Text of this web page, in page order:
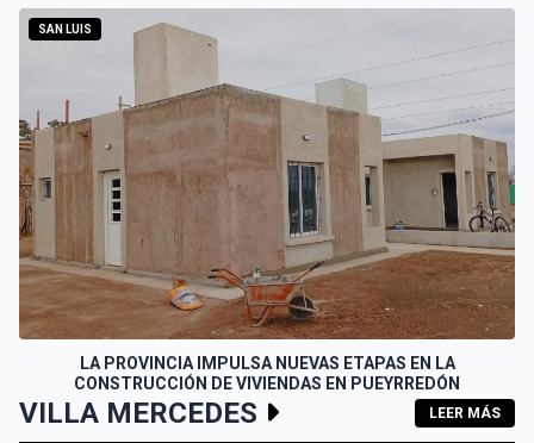
SAN LUIS
LA PROVINCIA IMPULSA NUEVAS ETAPAS EN LA
CONSTRUCCIÓN DE VIVIENDAS EN PUEYRREDÓN
VILLA MERCEDES LEER MÁS